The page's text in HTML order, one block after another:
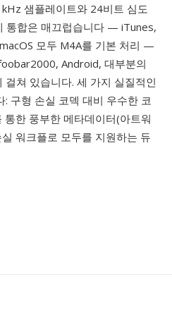
샘플레이트와 24비트 심도
통합은 매끄럽습니다 — iTunes,
모두 M4A를 기본 처리 —
Android, 대부분의
쳐 있습니다. 세 가지 실질적인
구형 손실 코덱 대비 우수한 코
한 풍부한 메타데이터(아트워
워크플로 모두를 지원하는 듀